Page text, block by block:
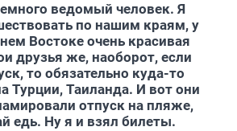
ведомый человек. Я
по нашим краям, у
Востоке очень красивая
друзья же, наоборот, если
то обязательно куда-то
Турции, Таиланда. И вот они
отпуск на пляже,
едь. Ну я и взял билеты.